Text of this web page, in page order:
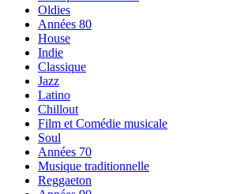
Oldies
Années 80
House
Indie
Classique
Jazz
Latino
Chillout
Film et Comédie musicale
Soul
Années 70
Musique traditionnelle
Reggaeton